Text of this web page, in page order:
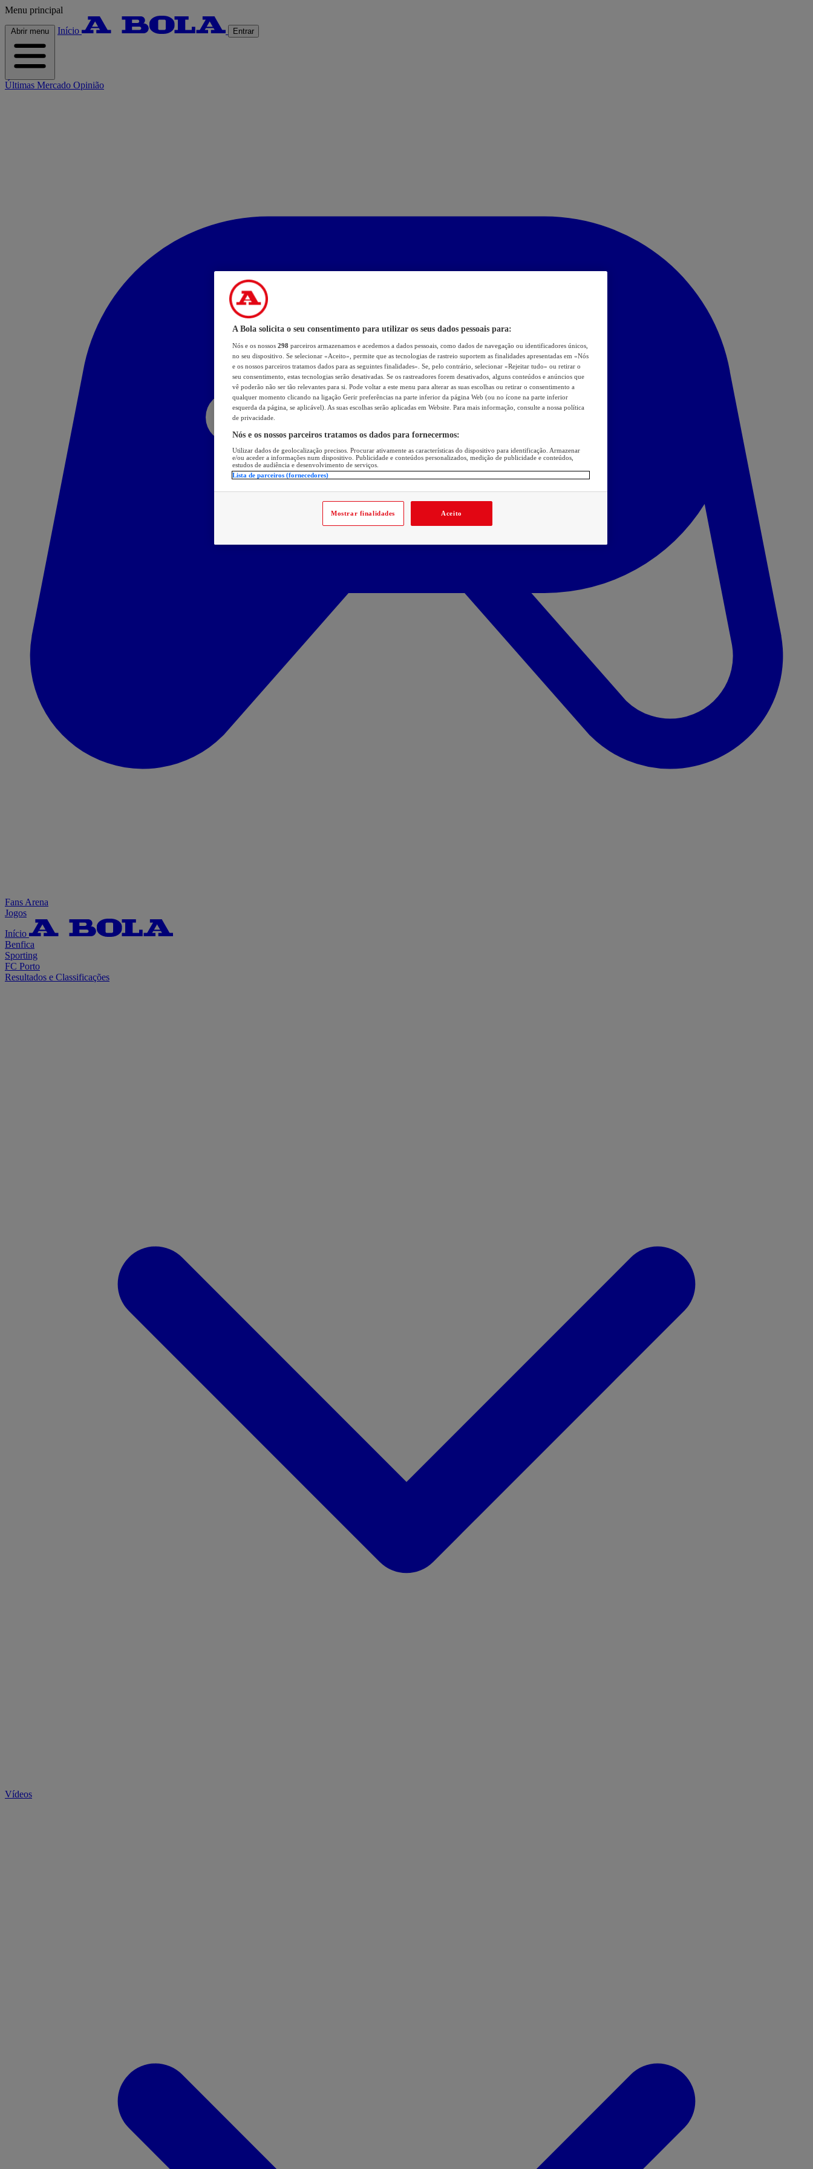
Menu principal
Abrir menu Início Entrar
Últimas Mercado Opinião
Fans Arena
Jogos
Início
Benfica
Sporting
FC Porto
Resultados e Classificações
Vídeos
A Bola solicita o seu consentimento para utilizar os seus dados pessoais para:
Nós e os nossos 298 parceiros armazenamos e acedemos a dados pessoais, como dados de navegação ou identificadores únicos,
no seu dispositivo. Se selecionar «Aceito», permite que as tecnologias de rastreio suportem as finalidades apresentadas em «Nós
e os nossos parceiros tratamos dados para as seguintes finalidades». Se, pelo contrário, selecionar «Rejeitar tudo» ou retirar o
seu consentimento, estas tecnologias serão desativadas. Se os rastreadores forem desativados, alguns conteúdos e anúncios que
vê poderão não ser tão relevantes para si. Pode voltar a este menu para alterar as suas escolhas ou retirar o consentimento a
qualquer momento clicando na ligação Gerir preferências na parte inferior da página Web (ou no ícone na parte inferior
esquerda da página, se aplicável). As suas escolhas serão aplicadas em Website. Para mais informação, consulte a nossa política
de privacidade.
Nós e os nossos parceiros tratamos os dados para fornecermos:
Utilizar dados de geolocalização precisos. Procurar ativamente as características do dispositivo para identificação. Armazenar
e/ou aceder a informações num dispositivo. Publicidade e conteúdos personalizados, medição de publicidade e conteúdos,
estudos de audiência e desenvolvimento de serviços.
Lista de parceiros (fornecedores)
Mostrar finalidades Aceito